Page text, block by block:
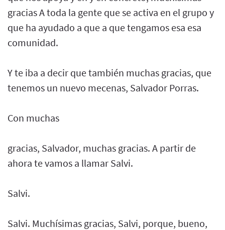
gracias A toda la gente que se activa en el grupo y
que ha ayudado a que a que tengamos esa esa
comunidad.
Y te iba a decir que también muchas gracias, que
tenemos un nuevo mecenas, Salvador Porras.
Con muchas
gracias, Salvador, muchas gracias. A partir de
ahora te vamos a llamar Salvi.
Salvi.
Salvi. Muchísimas gracias, Salvi, porque, bueno,